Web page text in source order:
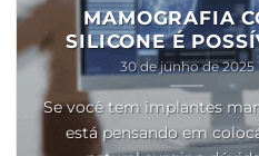
MAMOGRAFIA
SILICONE É
30 de junho de 2025
Se você tem implantes
está pensando em